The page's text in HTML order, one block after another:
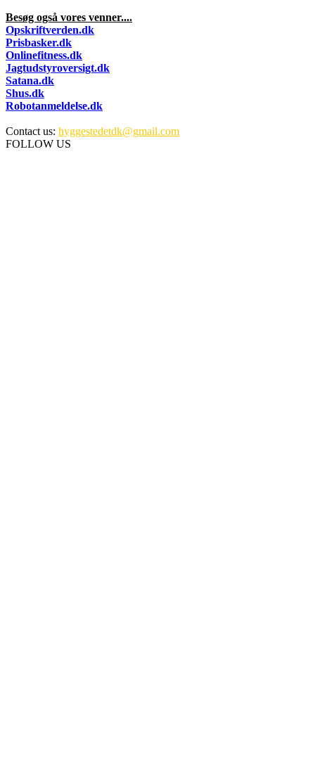
Besøg også vores venner....
Opskriftverden.dk
Prisbasker.dk
Onlinefitness.dk
Jagtudstyroversigt.dk
Satana.dk
Shus.dk
Robotanmeldelse.dk
Contact us: hyggestedetdk@gmail.com
FOLLOW US